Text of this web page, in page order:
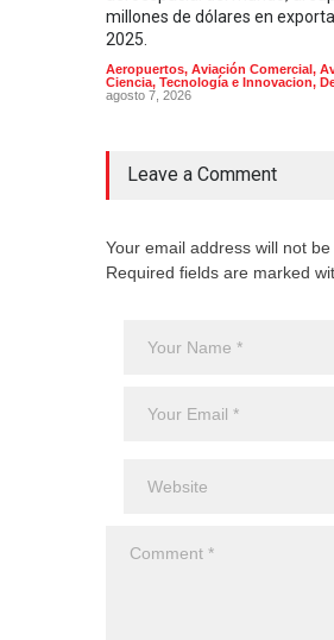
millones de dólares en
2025.
Aeropuertos, Aviación Comercial,
Ciencia, Tecnología e Innovacion,
agosto 7, 2026
Leave a Comment
Your email address will not be
Required fields are marked